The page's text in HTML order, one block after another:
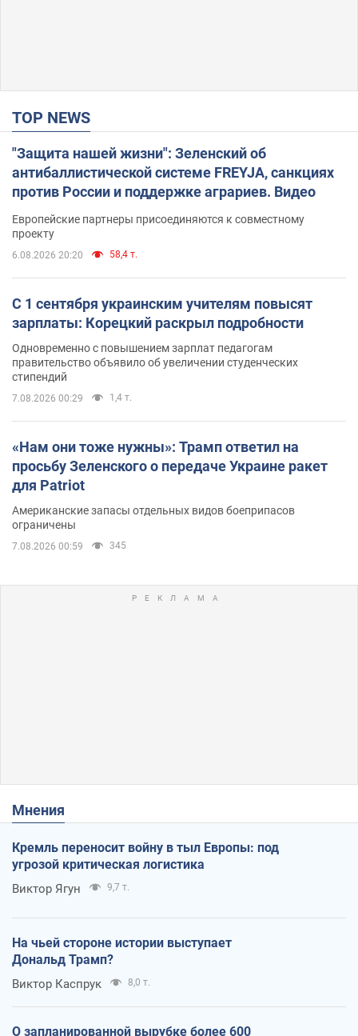
TOP NEWS
"Защита нашей жизни": Зеленский об
антибаллистической системе FREYJA, санкциях
против России и поддержке аграриев. Видео
Европейские партнеры присоединяются к совместному
проекту
6.08.2026 20:20 58,4 т.
С 1 сентября украинским учителям повысят
зарплаты: Корецкий раскрыл подробности
Одновременно с повышением зарплат педагогам
правительство объявило об увеличении студенческих
стипендий
7.08.2026 00:29 1,4 т.
«Нам они тоже нужны»: Трамп ответил на
просьбу Зеленского о передаче Украине ракет
для Patriot
Американские запасы отдельных видов боеприпасов
ограничены
7.08.2026 00:59 345
Мнения
Кремль переносит войну в тыл Европы: под
угрозой критическая логистика
Виктор Ягун 9,7 т.
На чьей стороне истории выступает
Дональд Трамп?
Виктор Каспрук 8,0 т.
О запланированной вырубке более 600